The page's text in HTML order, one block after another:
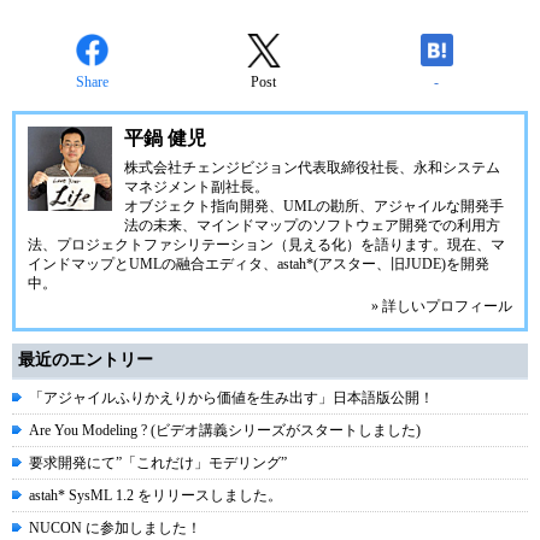
Share Post -
平鍋 健児
株式会社チェンジビジョン代表取締役社長、永和システム
マネジメント副社長。
オブジェクト指向開発、UMLの勘所、アジャイルな開発手
法の未来、マインドマップのソフトウェア開発での利用方
法、プロジェクトファシリテーション（見える化）を語ります。現在、マ
インドマップとUMLの融合エディタ、 astah*(アスター、旧JUDE)を開発
中。
» 詳しいプロフィール
最近のエントリー
「アジャイルふりかえりから価値を生み出す」日本語版公開！
Are You Modeling ? (ビデオ講義シリーズがスタートしました)
要求開発にて”「これだけ」モデリング”
astah* SysML 1.2 をリリースしました。
NUCON に参加しました！